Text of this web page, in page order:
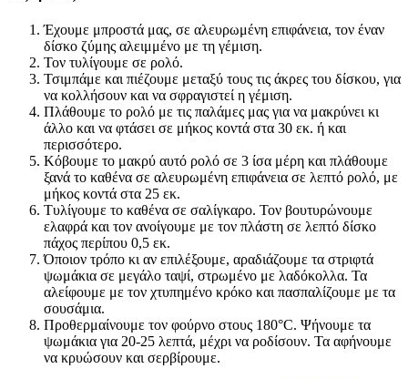
Έχουμε μπροστά μας, σε αλευρωμένη επιφάνεια, τον έναν
δίσκο ζύμης αλειμμένο με τη γέμιση.
Τον τυλίγουμε σε ρολό.
Τσιμπάμε και πιέζουμε μεταξύ τους τις άκρες του δίσκου, για
να κολλήσουν και να σφραγιστεί η γέμιση.
Πλάθουμε το ρολό με τις παλάμες μας για να μακρύνει κι
άλλο και να φτάσει σε μήκος κοντά στα 30 εκ. ή και
περισσότερο.
Κόβουμε το μακρύ αυτό ρολό σε 3 ίσα μέρη και πλάθουμε
ξανά το καθένα σε αλευρωμένη επιφάνεια σε λεπτό ρολό, με
μήκος κοντά στα 25 εκ.
Τυλίγουμε το καθένα σε σαλίγκαρο. Τον βουτυρώνουμε
ελαφρά και τον ανοίγουμε με τον πλάστη σε λεπτό δίσκο
πάχος περίπου 0,5 εκ.
Όποιον τρόπο κι αν επιλέξουμε, αραδιάζουμε τα στριφτά
ψωμάκια σε μεγάλο ταψί, στρωμένο με λαδόκολλα. Τα
αλείφουμε με τον χτυπημένο κρόκο και πασπαλίζουμε με τα
σουσάμια.
Προθερμαίνουμε τον φούρνο στους 180°C. Ψήνουμε τα
ψωμάκια για 20-25 λεπτά, μέχρι να ροδίσουν. Τα αφήνουμε
να κρυώσουν και σερβίρουμε.